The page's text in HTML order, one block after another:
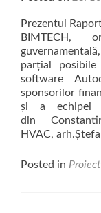
Prezentul
BIMTECH,
parțial
software
sponsorilor
și a echipei
din
HVAC,
Posted in